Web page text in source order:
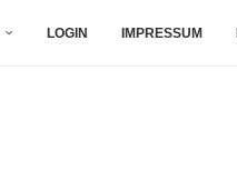
LOGIN IMPRESSUM